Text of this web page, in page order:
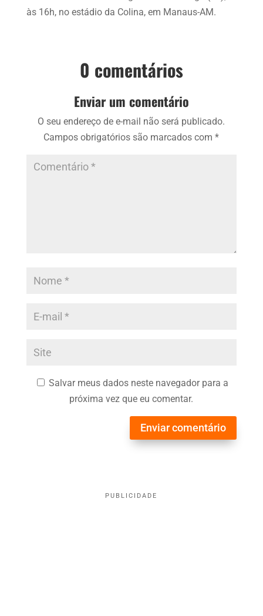
às 16h, no estádio da Colina, em Manaus-AM.
0 comentários
Enviar um comentário
O seu endereço de e-mail não será publicado.
Campos obrigatórios são marcados com*
Salvar meus dados neste navegador para a
próxima vez que eu comentar.
Enviar comentário
PUBLICIDADE